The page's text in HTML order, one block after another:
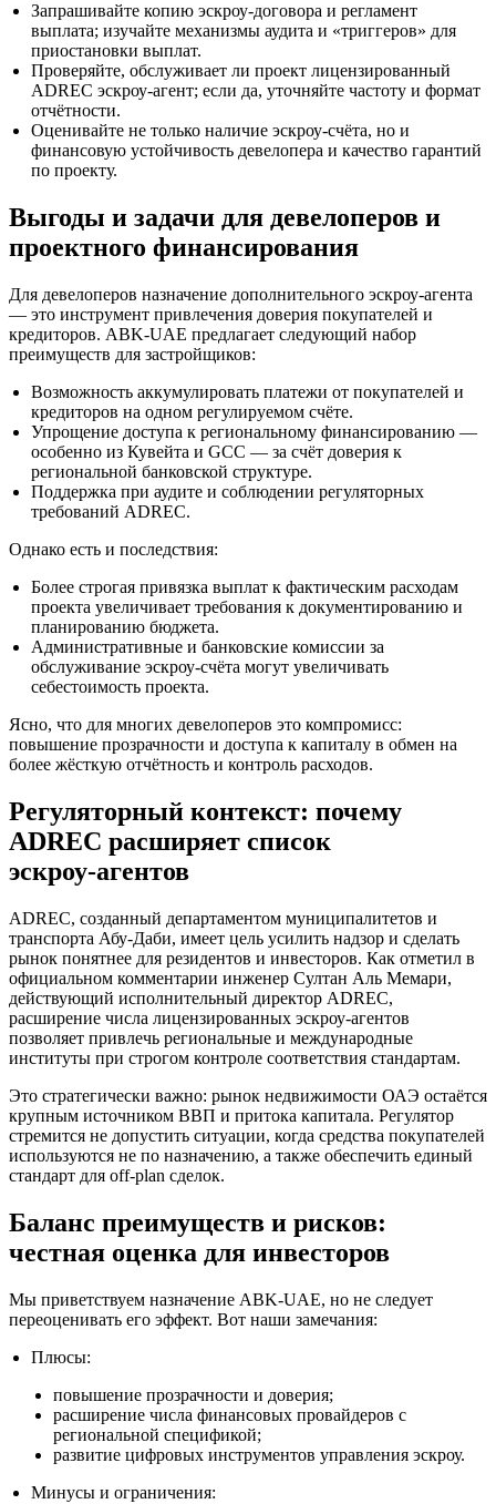
Запрашивайте копию эскроу‑договора и регламент
выплата; изучайте механизмы аудита и «триггеров» для
приостановки выплат.
Проверяйте, обслуживает ли проект лицензированный
ADREC эскроу‑агент; если да, уточняйте частоту и формат
отчётности.
Оценивайте не только наличие эскроу‑счёта, но и
финансовую устойчивость девелопера и качество гарантий
по проекту.
Выгоды и задачи для девелоперов и
проектного финансирования
Для девелоперов назначение дополнительного эскроу‑агента
— это инструмент привлечения доверия покупателей и
кредиторов. ABK‑UAE предлагает следующий набор
преимуществ для застройщиков:
Возможность аккумулировать платежи от покупателей и
кредиторов на одном регулируемом счёте.
Упрощение доступа к региональному финансированию —
особенно из Кувейта и GCC — за счёт доверия к
региональной банковской структуре.
Поддержка при аудите и соблюдении регуляторных
требований ADREC.
Однако есть и последствия:
Более строгая привязка выплат к фактическим расходам
проекта увеличивает требования к документированию и
планированию бюджета.
Административные и банковские комиссии за
обслуживание эскроу‑счёта могут увеличивать
себестоимость проекта.
Ясно, что для многих девелоперов это компромисс:
повышение прозрачности и доступа к капиталу в обмен на
более жёсткую отчётность и контроль расходов.
Регуляторный контекст: почему
ADREC расширяет список
эскроу‑агентов
ADREC, созданный департаментом муниципалитетов и
транспорта Абу‑Даби, имеет цель усилить надзор и сделать
рынок понятнее для резидентов и инвесторов. Как отметил в
официальном комментарии инженер Султан Аль Мемари,
действующий исполнительный директор ADREC,
расширение числа лицензированных эскроу‑агентов
позволяет привлечь региональные и международные
институты при строгом контроле соответствия стандартам.
Это стратегически важно: рынок недвижимости ОАЭ остаётся
крупным источником ВВП и притока капитала. Регулятор
стремится не допустить ситуации, когда средства покупателей
используются не по назначению, а также обеспечить единый
стандарт для off‑plan сделок.
Баланс преимуществ и рисков:
честная оценка для инвесторов
Мы приветствуем назначение ABK‑UAE, но не следует
переоценивать его эффект. Вот наши замечания:
Плюсы:
повышение прозрачности и доверия;
расширение числа финансовых провайдеров с
региональной спецификой;
развитие цифровых инструментов управления эскроу.
Минусы и ограничения: